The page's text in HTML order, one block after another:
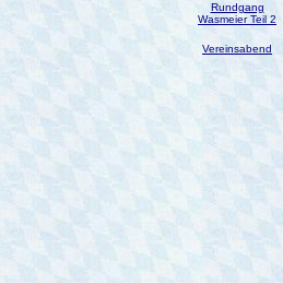
Rundgang
Wasmeier Teil 2
Vereinsabend